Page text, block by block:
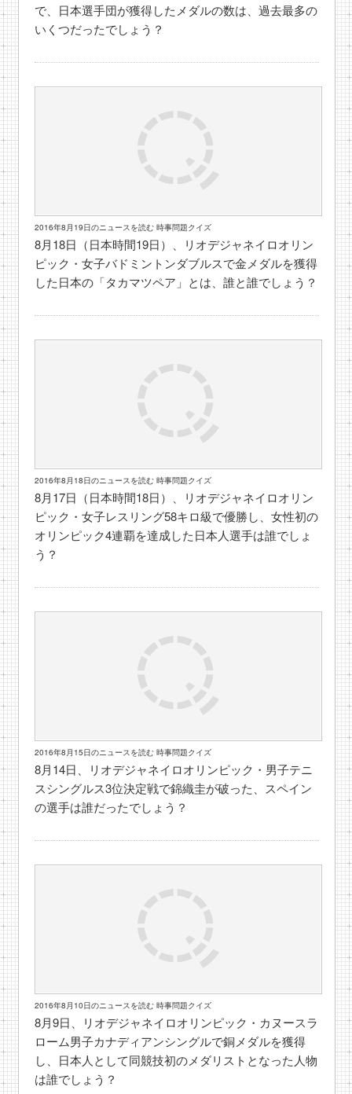
で、日本選手団が獲得したメダルの数は、過去最多の
いくつだったでしょう？
2016年8月19日のニュースを読む 時事問題クイズ
8月18日（日本時間19日）、リオデジャネイロオリン
ピック・女子バドミントンダブルスで金メダルを獲得
した日本の「タカマツペア」とは、誰と誰でしょう？
2016年8月18日のニュースを読む 時事問題クイズ
8月17日（日本時間18日）、リオデジャネイロオリン
ピック・女子レスリング58キロ級で優勝し、女性初の
オリンピック4連覇を達成した日本人選手は誰でしょ
う？
2016年8月15日のニュースを読む 時事問題クイズ
8月14日、リオデジャネイロオリンピック・男子テニ
スシングルス3位決定戦で錦織圭が破った、スペイン
の選手は誰だったでしょう？
2016年8月10日のニュースを読む 時事問題クイズ
8月9日、リオデジャネイロオリンピック・カヌースラ
ローム男子カナディアンシングルで銅メダルを獲得
し、日本人として同競技初のメダリストとなった人物
は誰でしょう？